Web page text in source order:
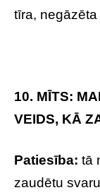
tīra,
10. MĪTS:
VEIDS, KĀ
Patiesība: tā
zaudētu